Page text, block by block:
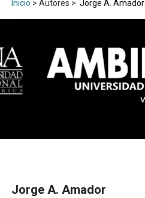
Inicio > Autores > Jorge A. Amador
Jorge A. Amador